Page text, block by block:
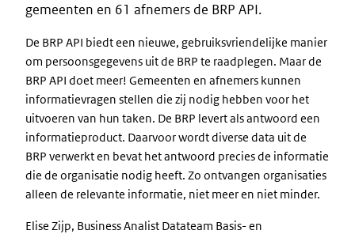
gemeenten en 61 afnemers de BRP API.
De BRP API biedt een nieuwe, gebruiksvriendelijke manier
om persoonsgegevens uit de BRP te raadplegen. Maar de
BRP API doet meer! Gemeenten en afnemers kunnen
informatievragen stellen die zij nodig hebben voor het
uitvoeren van hun taken. De BRP levert als antwoord een
informatieproduct. Daarvoor wordt diverse data uit de
BRP verwerkt en bevat het antwoord precies de informatie
die de organisatie nodig heeft. Zo ontvangen organisaties
alleen de relevante informatie, niet meer en niet minder.
Elise Zijp, Business Analist Datateam Basis- en